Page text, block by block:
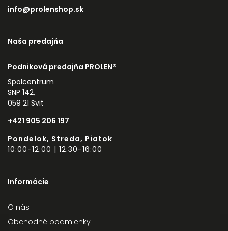
info@prolenshop.sk
Naša predajňa
Podniková predajňa PROLEN®
Spolcentrum
SNP 142,
059 21 Svit
+421 905 206 197
Pondelok, Streda, Piatok
10:00-12:00 | 12:30-16:00
Informácie
O nás
Obchodné podmienky